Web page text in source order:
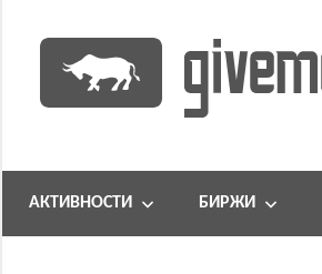
содержимому
GiveMeBit.com
портал
АКТИВНОСТИ БИРЖИ